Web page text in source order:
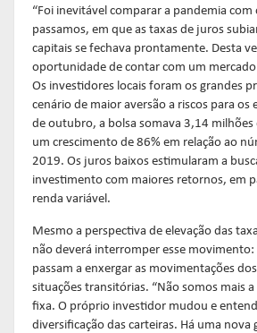
“Foi inevitável comparar a pandemia com
passamos, em que as taxas de juros
capitais se fechava prontamente. Desta
oportunidade de contar com um mercado
Os investidores locais foram os grandes
cenário de maior aversão a riscos para os
de outubro, a bolsa somava 3,14 milhões
um crescimento de 86% em relação ao
2019. Os juros baixos estimularam a
investimento com maiores retornos, em
renda variável.
Mesmo a perspectiva de elevação das
não deverá interromper esse
passam a enxergar as movimentações
situações transitórias. “Não somos mais
fixa. O próprio investidor mudou e
diversificação das carteiras. Há uma nova